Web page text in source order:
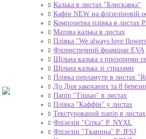
Калька в листах "Блискавка"
Кафін NEW на флізеліновій
Композитна плівка в листах
Матова калька в листах
Плівка "We always love
Флористичний фоаміран EVA
Щільна калька з прозорими
Щільна калька зі стразами
Плівка перламутр в листах
До Дня закоханих та 8
Папір "Тішью" в листах
Плівка "Каффін" у листах
Текстурований папір в листах
Флізелін "Сітка" P. NYXL
Флізелін "Тканина" P. JFSJ